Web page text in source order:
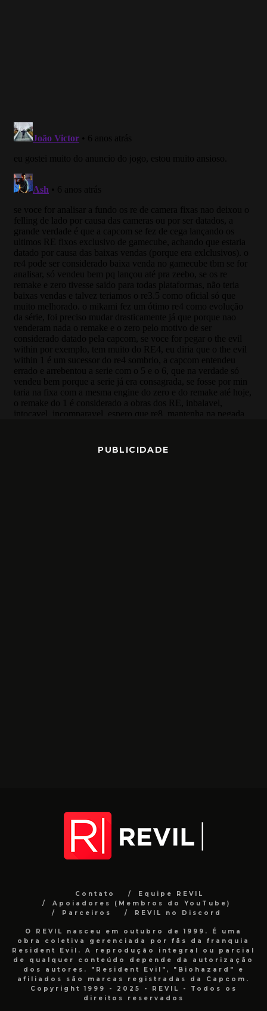
PUBLICIDADE
Contato
Equipe REVIL
Apoiadores (Membros do YouTube)
Parceiros
REVIL no Discord
O REVIL nasceu em outubro de 1999. É uma
obra coletiva gerenciada por fãs da franquia
Resident Evil. A reprodução integral ou parcial
de qualquer conteúdo depende da autorização
dos autores. "Resident Evil", "Biohazard" e
afiliados são marcas registradas da Capcom.
Copyright 1999 - 2025 - REVIL - Todos os
direitos reservados